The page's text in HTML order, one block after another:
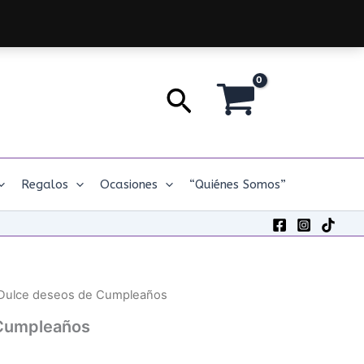
Buscar
Regalos Ocasiones “Quiénes Somos”
deseos de Cumpleaños